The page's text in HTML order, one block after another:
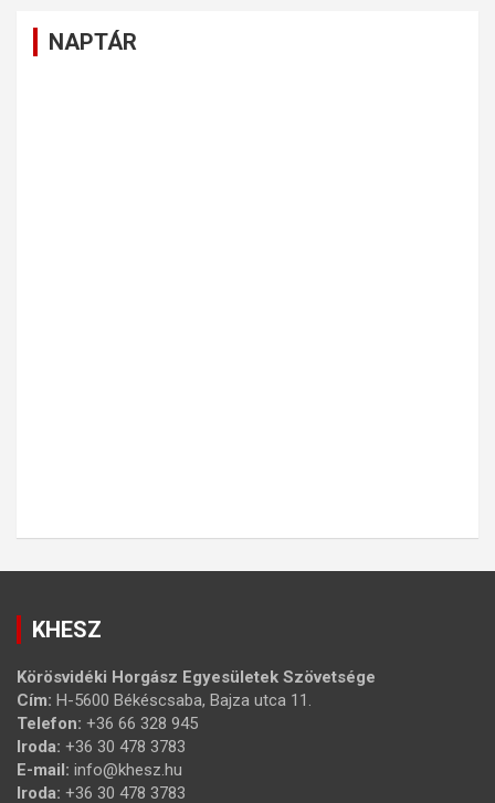
NAPTÁR
KHESZ
Körösvidéki Horgász Egyesületek Szövetsége
Cím: H-5600 Békéscsaba, Bajza utca 11.
Telefon: +36 66 328 945
Iroda: +36 30 478 3783
E-mail: info@khesz.hu
Iroda: +36 30 478 3783